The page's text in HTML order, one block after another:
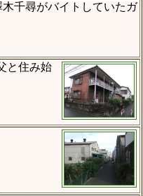
木千尋がバイトしていたガ
と住み始